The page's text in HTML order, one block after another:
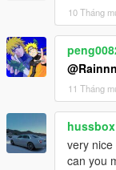
10 Tháng
@Rainnn
11 Tháng
hussbox
very
can you